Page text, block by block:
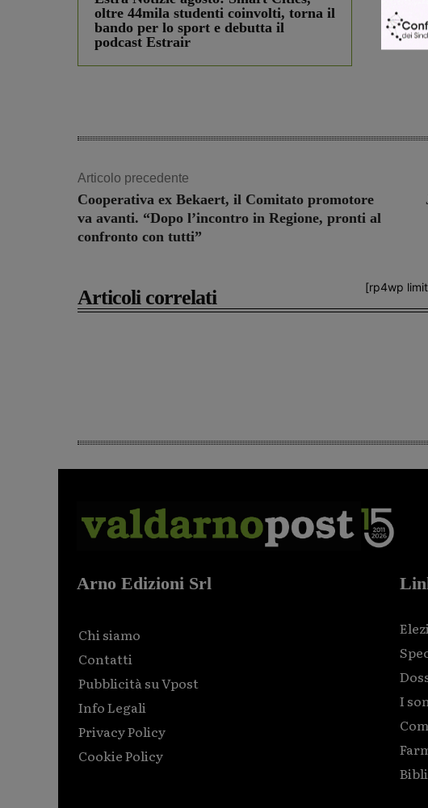
oltre 44mila studenti coinvolti, torna il
bando per lo sport e debutta il
podcast Estrair
Articolo precedente
Cooperativa ex Bekaert, il Comitato promotore
va avanti. “Dopo l’incontro in Regione, pronti al
confronto con tutti”
[rp4wp
Articoli correlati
Arno Edizioni Srl
Chi siamo
Contatti
Pubblicità su Vpost
Info Legali
Privacy Policy
Cookie Policy
I